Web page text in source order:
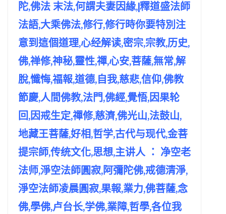
陀,佛法 末法,何謂夫妻因緣,|釋道盛法師
法語,大乘佛法,修行,修行時你要特別注
意到這個道理,心经解读,密宗,宗教,历史,
佛,禅修,神秘,靈性,禪,心安,菩薩,無常,解
脫,懺悔,福報,道德,自我,慈悲,信仰,佛教
節慶,人間佛教,法門,佛經,覺悟,因果轮
回,因戒生定,禪修,慈濟,佛光山,法鼓山,
地藏王菩薩,好相,哲学,古代与现代,金菩
提宗師,传统文化,思想,主讲人 ： 净空老
法师,淨空法師圓寂,阿彌陀佛,戒德清淨,
淨空法師凌晨圓寂,果報,業力,佛菩薩,念
佛,學佛,卢台长,学佛,業障,哲學,各位我